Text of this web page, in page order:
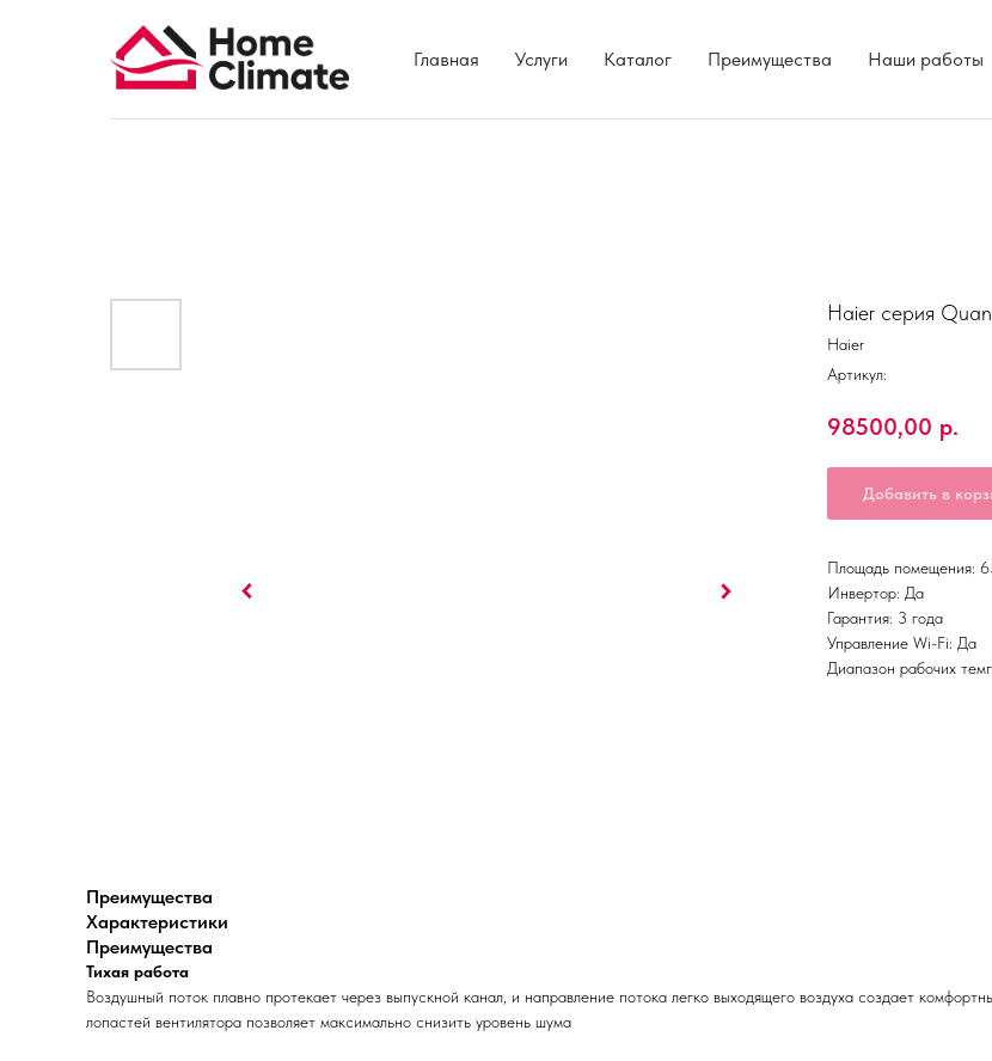
Главная Услуги Каталог Преимущества Наши работы
Haier серия
Haier
Артикул:
98500,00 р.
Добавить в
Площадь помещения:
Инвертор: Да
Гарантия: 3 года
Управление Wi-Fi: Да
Диапазон рабочих
Преимущества
Характеристики
Преимущества
Тихая работа
Воздушный поток плавно протекает через выпускной канал, и направление потока легко выходящего воздуха создает
лопастей вентилятора позволяет максимально снизить уровень шума